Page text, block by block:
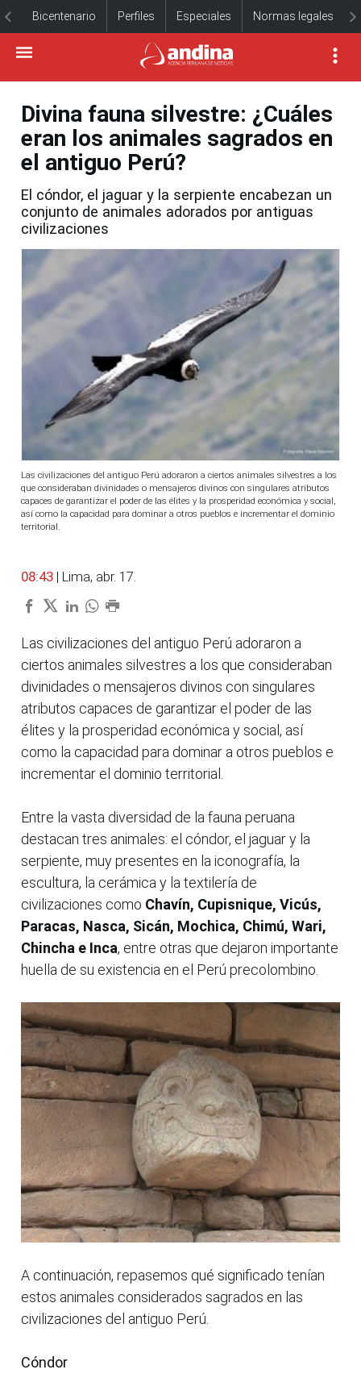
Bicentenario Perfiles Especiales Normas legales
Divina fauna silvestre: ¿Cuáles
eran los animales sagrados en
el antiguo Perú?
El cóndor, el jaguar y la serpiente encabezan un
conjunto de animales adorados por antiguas
civilizaciones
Las civilizaciones del antiguo Perú adoraron a ciertos animales silvestres a los
que consideraban divinidades o mensajeros divinos con singulares atributos
capaces de garantizar el poder de las élites y la prosperidad económica y social,
así como la capacidad para dominar a otros pueblos e incrementar el dominio
territorial.
08:43 | Lima, abr. 17.
Las civilizaciones del antiguo Perú adoraron a
ciertos animales silvestres a los que consideraban
divinidades o mensajeros divinos con singulares
atributos capaces de garantizar el poder de las
élites y la prosperidad económica y social, así
como la capacidad para dominar a otros pueblos e
incrementar el dominio territorial.
Entre la vasta diversidad de la fauna peruana
destacan tres animales: el cóndor, el jaguar y la
serpiente, muy presentes en la iconografía, la
escultura, la cerámica y la textilería de
civilizaciones como Chavín, Cupisnique, Vicús,
Paracas, Nasca, Sicán, Mochica, Chimú, Wari,
Chincha e Inca, entre otras que dejaron importante
huella de su existencia en el Perú precolombino.
A continuación, repasemos qué significado tenían
estos animales considerados sagrados en las
civilizaciones del antiguo Perú.
Cóndor